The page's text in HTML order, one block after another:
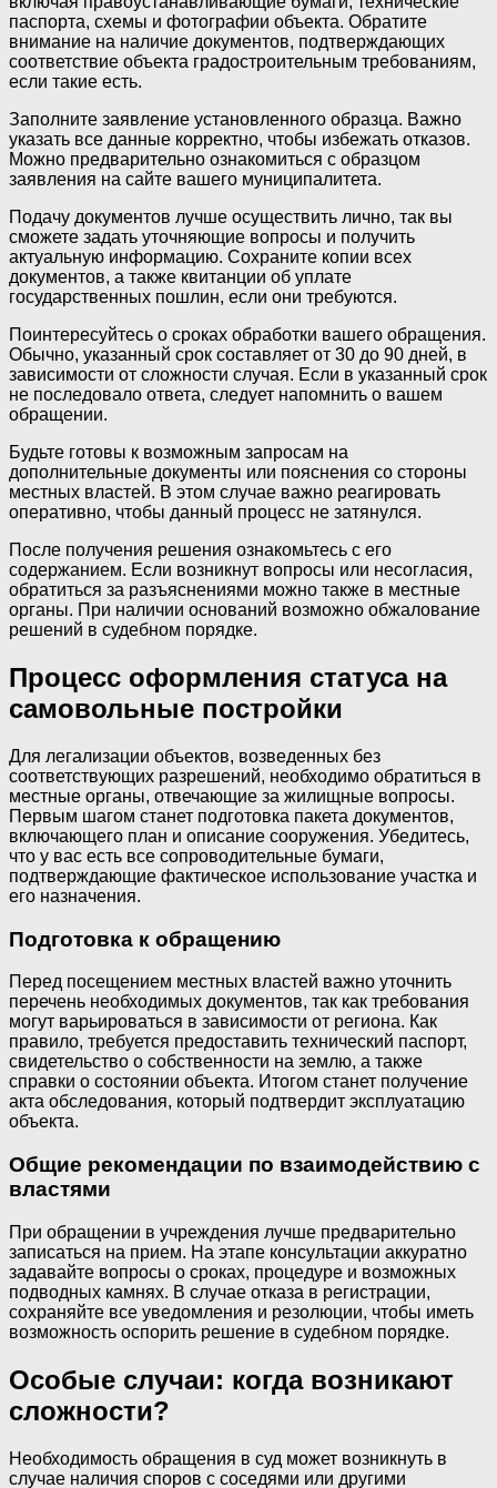
паспорта, схемы и фотографии объекта. Обратите
внимание на наличие документов, подтверждающих
соответствие объекта градостроительным требованиям,
если такие есть.
Заполните заявление установленного образца. Важно
указать все данные корректно, чтобы избежать отказов.
Можно предварительно ознакомиться с образцом
заявления на сайте вашего муниципалитета.
Подачу документов лучше осуществить лично, так вы
сможете задать уточняющие вопросы и получить
актуальную информацию. Сохраните копии всех
документов, а также квитанции об уплате
государственных пошлин, если они требуются.
Поинтересуйтесь о сроках обработки вашего обращения.
Обычно, указанный срок составляет от 30 до 90 дней, в
зависимости от сложности случая. Если в указанный срок
не последовало ответа, следует напомнить о вашем
обращении.
Будьте готовы к возможным запросам на
дополнительные документы или пояснения со стороны
местных властей. В этом случае важно реагировать
оперативно, чтобы данный процесс не затянулся.
После получения решения ознакомьтесь с его
содержанием. Если возникнут вопросы или несогласия,
обратиться за разъяснениями можно также в местные
органы. При наличии оснований возможно обжалование
решений в судебном порядке.
Процесс оформления статуса на
самовольные постройки
Для легализации объектов, возведенных без
соответствующих разрешений, необходимо обратиться в
местные органы, отвечающие за жилищные вопросы.
Первым шагом станет подготовка пакета документов,
включающего план и описание сооружения. Убедитесь,
что у вас есть все сопроводительные бумаги,
подтверждающие фактическое использование участка и
его назначения.
Подготовка к обращению
Перед посещением местных властей важно уточнить
перечень необходимых документов, так как требования
могут варьироваться в зависимости от региона. Как
правило, требуется предоставить технический паспорт,
свидетельство о собственности на землю, а также
справки о состоянии объекта. Итогом станет получение
акта обследования, который подтвердит эксплуатацию
объекта.
Общие рекомендации по взаимодействию с
властями
При обращении в учреждения лучше предварительно
записаться на прием. На этапе консультации аккуратно
задавайте вопросы о сроках, процедуре и возможных
подводных камнях. В случае отказа в регистрации,
сохраняйте все уведомления и резолюции, чтобы иметь
возможность оспорить решение в судебном порядке.
Особые случаи: когда возникают
сложности?
Необходимость обращения в суд может возникнуть в
случае наличия споров с соседями или другими